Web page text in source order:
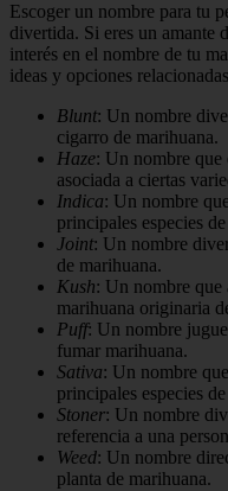
Escoger un nombre para tu
divertida. Si eres un amante
interés en el nombre de tu
ideas y opciones
Blunt: Un nombre
cigarro de marihuana.
Haze: Un nombre que
asociada a ciertas
Indica: Un nombre
principales especies
Joint: Un nombre
de marihuana.
Kush: Un nombre que
marihuana originaria
Puff: Un nombre
fumar marihuana.
Sativa: Un nombre
principales especies
Stoner: Un nombre
referencia a una
Weed: Un nombre
planta de marihuana.